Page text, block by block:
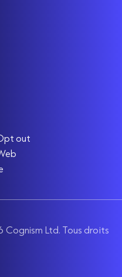
out
Cognism Ltd. Tous droits